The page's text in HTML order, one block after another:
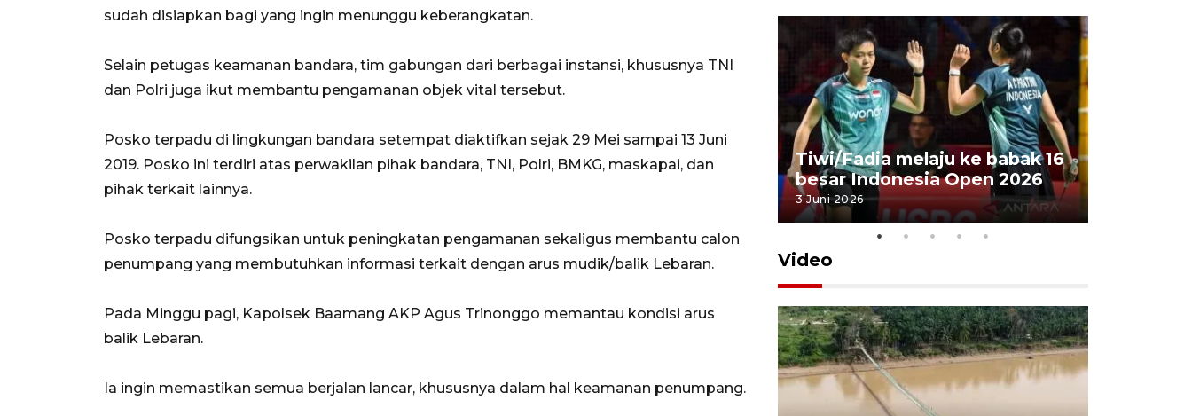
sudah disiapkan bagi yang ingin menunggu keberangkatan.
Selain petugas keamanan bandara, tim gabungan dari berbagai instansi, khususnya TNI
dan Polri juga ikut membantu pengamanan objek vital tersebut.
Posko terpadu di lingkungan bandara setempat diaktifkan sejak 29 Mei sampai 13 Juni
2019. Posko ini terdiri atas perwakilan pihak bandara, TNI, Polri, BMKG, maskapai, dan
pihak terkait lainnya.
Posko terpadu difungsikan untuk peningkatan pengamanan sekaligus membantu calon
penumpang yang membutuhkan informasi terkait dengan arus mudik/balik Lebaran.
Pada Minggu pagi, Kapolsek Baamang AKP Agus Trinonggo memantau kondisi arus
balik Lebaran.
Ia ingin memastikan semua berjalan lancar, khususnya dalam hal keamanan penumpang.
silaturahim masyarakat dan
upaya pelestarian budaya di
Ibu Kota
Tiwi/Fadia melaju ke babak 16
besar Indonesia Open 2026
3 Juni 2026
Video